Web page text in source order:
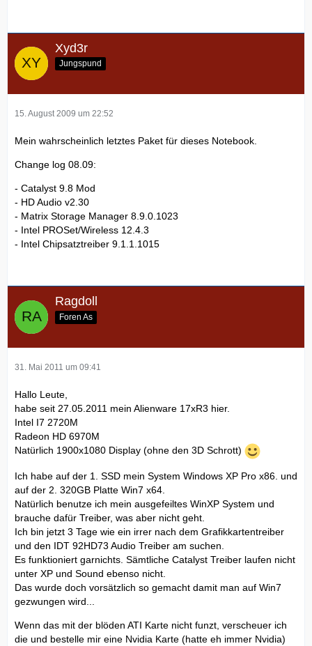
Xyd3r
Jungspund
15. August 2009 um 22:52
Mein wahrscheinlich letztes Paket für dieses Notebook.
Change log 08.09:
- Catalyst 9.8 Mod
- HD Audio v2.30
- Matrix Storage Manager 8.9.0.1023
- Intel PROSet/Wireless 12.4.3
- Intel Chipsatztreiber 9.1.1.1015
Ragdoll
Foren As
31. Mai 2011 um 09:41
Hallo Leute,
habe seit 27.05.2011 mein Alienware 17xR3 hier.
Intel I7 2720M
Radeon HD 6970M
Natürlich 1900x1080 Display (ohne den 3D Schrott)
Ich habe auf der 1. SSD mein System Windows XP Pro x86. und
auf der 2. 320GB Platte Win7 x64.
Natürlich benutze ich mein ausgefeiltes WinXP System und
brauche dafür Treiber, was aber nicht geht.
Ich bin jetzt 3 Tage wie ein irrer nach dem Grafikkartentreiber
und den IDT 92HD73 Audio Treiber am suchen.
Es funktioniert garnichts. Sämtliche Catalyst Treiber laufen nicht
unter XP und Sound ebenso nicht.
Das wurde doch vorsätzlich so gemacht damit man auf Win7
gezwungen wird...
Wenn das mit der blöden ATI Karte nicht funzt, verscheuer ich
die und bestelle mir eine Nvidia Karte (hatte eh immer Nvidia)